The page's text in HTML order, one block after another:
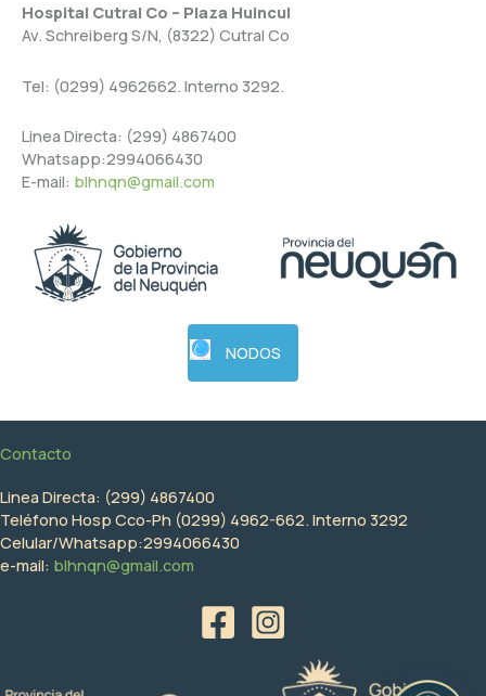
Hospital Cutral Co – Plaza Huincul
Av. Schreiberg S/N, (8322) Cutral Co
Tel: (0299) 4962662. Interno 3292.
Linea Directa: (299) 4867400
Whatsapp:2994066430
E-mail: blhnqn@gmail.com
NODOS
Contacto
Linea Directa: (299) 4867400
Teléfono Hosp Cco-Ph (0299) 4962-662. Interno 3292
Celular/Whatsapp:2994066430
e-mail: blhnqn@gmail.com